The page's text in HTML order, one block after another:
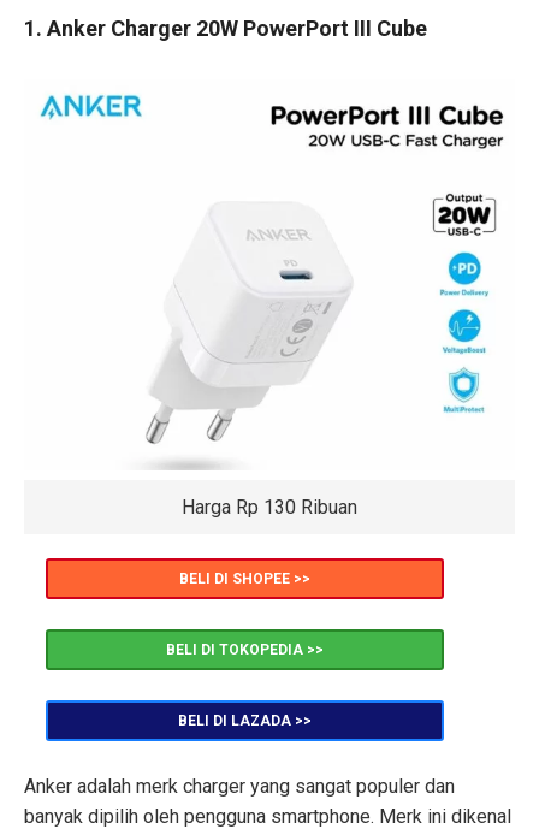
1. Anker Charger 20W PowerPort III Cube
Harga Rp 130 Ribuan
BELI DI SHOPEE >>
BELI DI TOKOPEDIA >>
BELI DI LAZADA >>
Anker adalah merk charger yang sangat populer dan
banyak dipilih oleh pengguna smartphone. Merk ini dikenal